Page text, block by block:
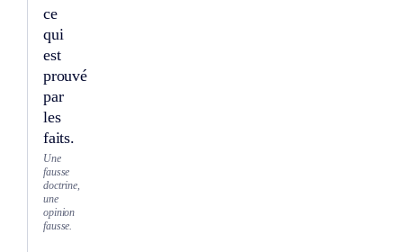
ce
qui
est
prouvé
par
les
faits.
Une
fausse
doctrine,
une
opinion
fausse.